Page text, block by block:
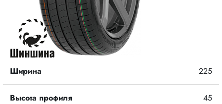
Ширина 225
Высота профиля 45